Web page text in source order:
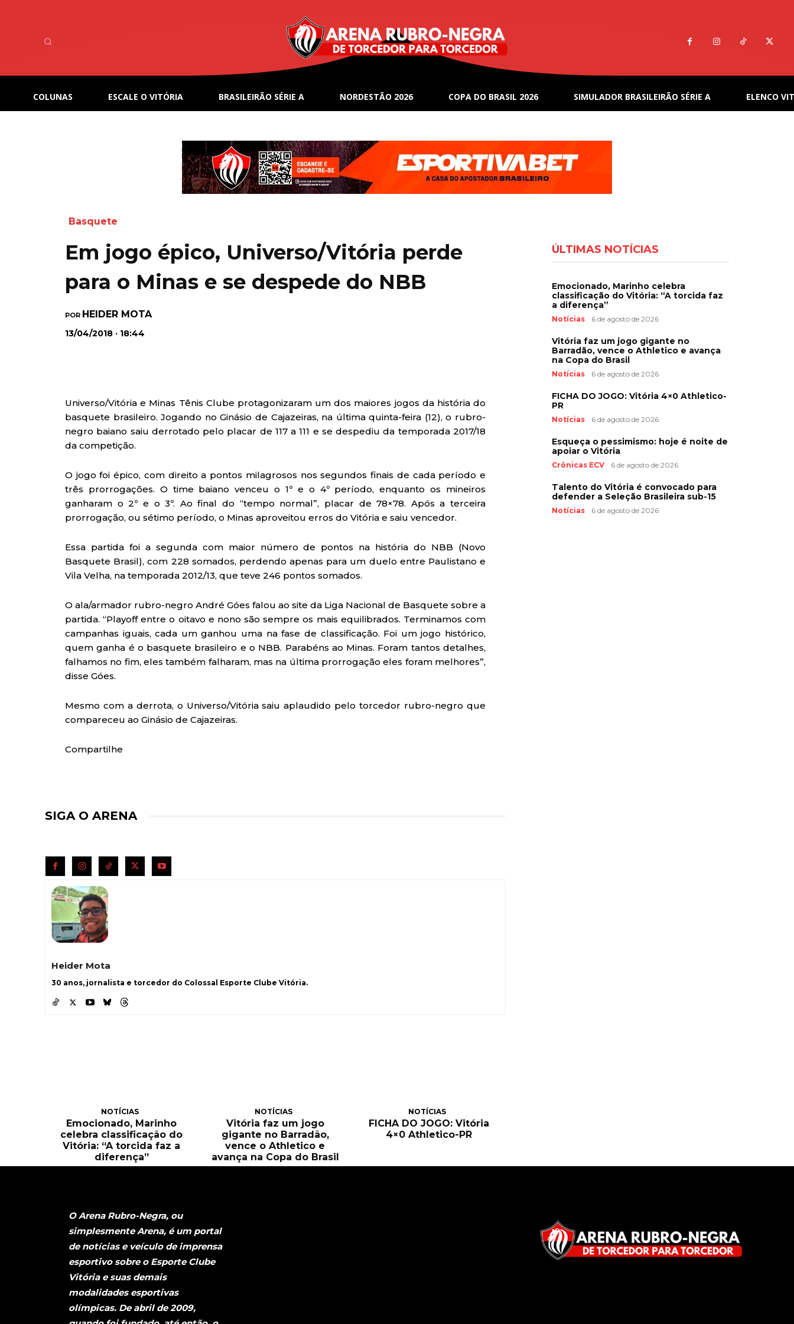
COLUNAS ESCALE O VITÓRIA BRASILEIRÃO SÉRIE A NORDESTÃO 2026 COPA DO BRASIL 2026 SIMULADOR BRASILEIRÃO SÉRIE A ELENCO
Basquete
Em jogo épico, Universo/Vitória perde
para o Minas e se despede do NBB
POR HEIDER MOTA
13/04/2018 · 18:44
Universo/Vitória e Minas Tênis Clube protagonizaram um dos maiores jogos da história do
basquete brasileiro. Jogando no Ginásio de Cajazeiras, na última quinta-feira (12), o rubro-
negro baiano saiu derrotado pelo placar de 117 a 111 e se despediu da temporada 2017/18
da competição.
O jogo foi épico, com direito a pontos milagrosos nos segundos finais de cada período e
três prorrogações. O time baiano venceu o 1º e o 4º período, enquanto os mineiros
ganharam o 2º e o 3º. Ao final do “tempo normal”, placar de 78×78. Após a terceira
prorrogação, ou sétimo período, o Minas aproveitou erros do Vitória e saiu vencedor.
Essa partida foi a segunda com maior número de pontos na história do NBB (Novo
Basquete Brasil), com 228 somados, perdendo apenas para um duelo entre Paulistano e
Vila Velha, na temporada 2012/13, que teve 246 pontos somados.
O ala/armador rubro-negro André Góes falou ao site da Liga Nacional de Basquete sobre a
partida. “Playoff entre o oitavo e nono são sempre os mais equilibrados. Terminamos com
campanhas iguais, cada um ganhou uma na fase de classificação. Foi um jogo histórico,
quem ganha é o basquete brasileiro e o NBB. Parabéns ao Minas. Foram tantos detalhes,
falhamos no fim, eles também falharam, mas na última prorrogação eles foram melhores”,
disse Góes.
Mesmo com a derrota, o Universo/Vitória saiu aplaudido pelo torcedor rubro-negro que
compareceu ao Ginásio de Cajazeiras.
Compartilhe
SIGA O ARENA
Heider Mota
30 anos, jornalista e torcedor do Colossal Esporte Clube Vitória.
NOTÍCIAS
Emocionado, Marinho
celebra classificação do
Vitória: “A torcida faz a
diferença”
NOTÍCIAS
Vitória faz um jogo
gigante no Barradão,
vence o Athletico e
avança na Copa do Brasil
NOTÍCIAS
FICHA DO JOGO: Vitória
4×0 Athletico-PR
ÚLTIMAS NOTÍCIAS
Emocionado, Marinho celebra
classificação do Vitória: “A torcida faz
a diferença”
Notícias 6 de agosto de 2026
Vitória faz um jogo gigante no
Barradão, vence o Athletico e avança
na Copa do Brasil
Notícias 6 de agosto de 2026
FICHA DO JOGO: Vitória 4×0 Athletico-
PR
Notícias 6 de agosto de 2026
Esqueça o pessimismo: hoje é noite de
apoiar o Vitória
Crônicas ECV 6 de agosto de 2026
Talento do Vitória é convocado para
defender a Seleção Brasileira sub-15
Notícias 6 de agosto de 2026
O Arena Rubro-Negra, ou
simplesmente Arena, é um portal
de notícias e veículo de imprensa
esportivo sobre o Esporte Clube
Vitória e suas demais
modalidades esportivas
olímpicas. De abril de 2009,